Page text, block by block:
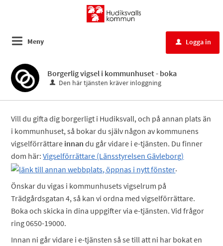
Meny u Logga in
Borgerlig vigsel i kommunhuset - boka
Den här tjänsten kräver inloggning
Vill du gifta dig borgerligt i Hudiksvall, och på annan plats än
i kommunhuset, så bokar du själv någon av kommunens
vigselförrättare innan du går vidare i e-tjänsten. Du finner
dom här:Vigselförrättare (Länsstyrelsen Gävleborg)
.
Önskar du vigas i kommunhusets vigselrum på
Trädgårdsgatan 4, så kan vi ordna med vigselförrättare.
Boka och skicka in dina uppgifter via e-tjänsten. Vid frågor
ring 0650-19000.
Innan ni går vidare i e-tjänsten så se till att ni har bokat en